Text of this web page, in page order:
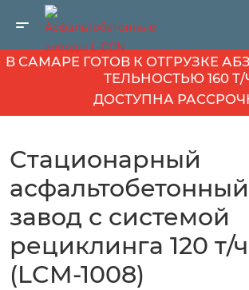
В САМАРЕ ГОТОВ К ОТГРУЗКЕ
ТЕЛЬНОСТЬЮ 160 Т/
ДОСТУПНА
Стационарный
асфальтобетонный
завод с системой
рециклинга 120 т/ч
(LCM-1008)